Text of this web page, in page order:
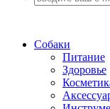
Собаки
Питание
Здоровье